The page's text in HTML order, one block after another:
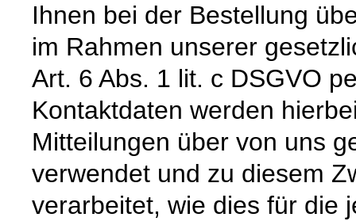
Ihnen bei der Bestellung
im Rahmen unserer
Art. 6 Abs. 1 lit. c DSGVO
Kontaktdaten werden
Mitteilungen über von uns
verwendet und zu diesem
verarbeitet, wie dies für die